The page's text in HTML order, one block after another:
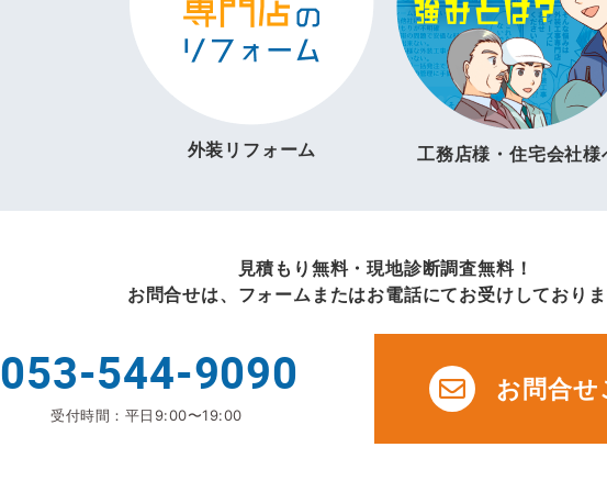
外装リフォーム 工務店様・住宅会社様
見積もり無料・現地診断調査無料！
お問合せは、フォームまたはお電話にてお受けしておりま
053-544-9090
受付時間：平日9:00〜19:00
お問合せ